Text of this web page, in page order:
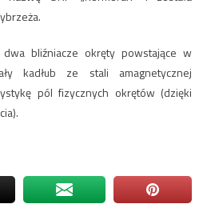
bliźniacze okręty powstające w
kadłub ze stali amagnetycznej
pól fizycznych okrętów (dzięki